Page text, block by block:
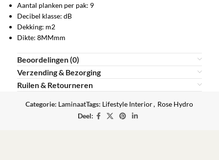
Aantal planken per pak: 9
Decibel klasse: dB
Dekking: m2
Dikte: 8MMmm
Beoordelingen (0)
Verzending & Bezorging
Ruilen & Retourneren
Categorie: LaminaatTags: Lifestyle Interior, Rose Hydro
Deel: